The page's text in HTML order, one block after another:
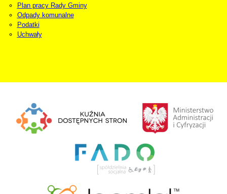
Plan pracy Rady Gminy
Odpady komunalne
Podatki
Uchwały